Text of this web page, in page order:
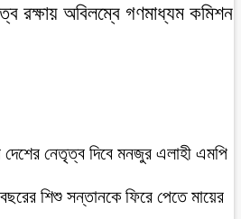
রক্ষায় অবিলম্বে গণমাধ্যম কমিশন
দেশের নেতৃত্ব দিবে মনজুর এলাহী এমপি
শিশু সন্তানকে ফিরে পেতে মায়ের